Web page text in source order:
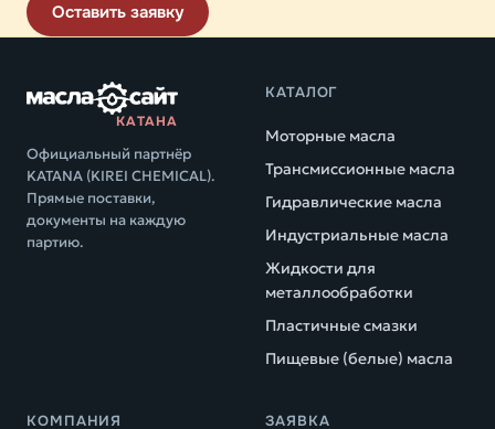
Оставить заявку
КАТАНА
Официальный партнёр
KATANA (KIREI CHEMICAL).
Прямые поставки,
документы на каждую
партию.
КАТАЛОГ
Моторные масла
Трансмиссионные масла
Гидравлические масла
Индустриальные масла
Жидкости для
металлообработки
Пластичные смазки
Пищевые (белые) масла
КОМПАНИЯ ЗАЯВКА